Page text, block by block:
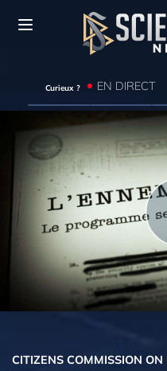
Curieux ? EN DIRECT
CITIZENS COMMISSION